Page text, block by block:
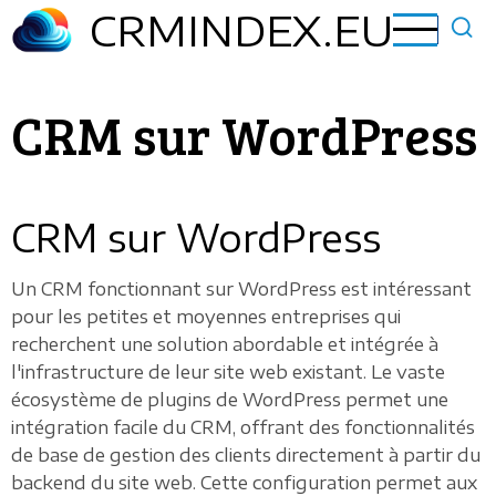
Aller
au
CRMINDEX.EU
CRM sur WordPress
CRM sur WordPress
Un CRM fonctionnant sur WordPress est intéressant
pour les petites et moyennes entreprises qui
recherchent une solution abordable et intégrée à
l'infrastructure de leur site web existant. Le vaste
écosystème de plugins de WordPress permet une
intégration facile du CRM, offrant des fonctionnalités
de base de gestion des clients directement à partir du
backend du site web. Cette configuration permet aux